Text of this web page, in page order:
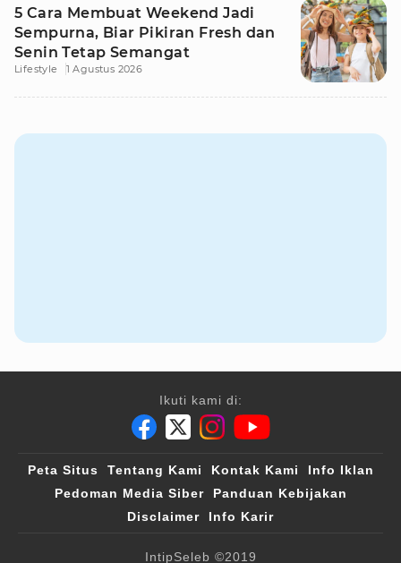
5 Cara Membuat Weekend Jadi
Sempurna, Biar Pikiran Fresh dan
Senin Tetap Semangat
Lifestyle 1 Agustus 2026
Ikuti kami di:
Peta Situs Tentang Kami Kontak Kami
Info Iklan
Pedoman Media Siber
Panduan Kebijakan
Disclaimer
Info Karir
IntipSeleb ©2019